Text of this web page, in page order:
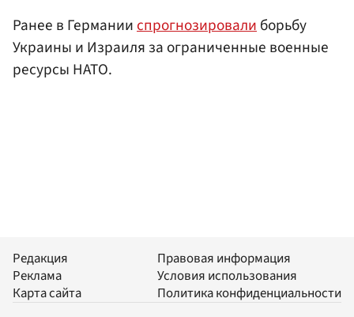
Ранее в Германииспрогнозировалиборьбу
Украины и Израиля за ограниченные военные
ресурсы НАТО.
Редакция
Реклама
Карта сайта
Правовая информация
Условия использования
Политика конфиденциальности